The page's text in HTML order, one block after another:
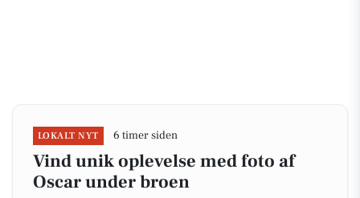
LOKALT NYT 6 timer siden
Vind unik oplevelse med foto af
Oscar under broen